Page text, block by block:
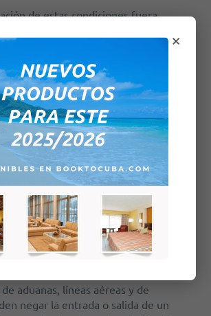
de estas condiciones fuera
y cumplimiento del resto no se verán
manera, ni sufrirán modificación
haber leído, conocer y aceptar las
en toda su extensión.
DEL SERVICIO
alteración o pacto contrario a la
de Viajes y Representaciones, S.L.,
tendrá efecto, salvo pacto
firmado por el PRESTADOR, en este
particulares prevalecerán.
del viajero obtener, a su cargo, toda
requerida por las autoridades
aduanas, líneas aéreas y de
negar la entrada o salida de un
×